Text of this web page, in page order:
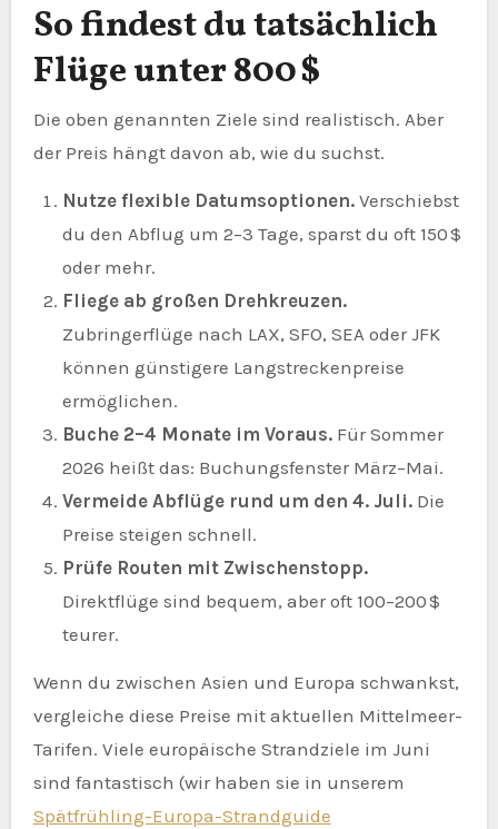
So findest du tatsächlich
Flüge unter 800 $
Die oben genannten Ziele sind realistisch. Aber
der Preis hängt davon ab, wie du suchst.
Nutze flexible Datumsoptionen.Verschiebst
du den Abflug um 2–3 Tage, sparst du oft 150 $
oder mehr.
Fliege ab großen Drehkreuzen.
Zubringerflüge nach LAX, SFO, SEA oder JFK
können günstigere Langstreckenpreise
ermöglichen.
Buche 2–4 Monate im Voraus.Für Sommer
2026 heißt das: Buchungsfenster März–Mai.
Vermeide Abflüge rund um den 4. Juli.Die
Preise steigen schnell.
Prüfe Routen mit Zwischenstopp.
Direktflüge sind bequem, aber oft 100–200 $
teurer.
Wenn du zwischen Asien und Europa schwankst,
vergleiche diese Preise mit aktuellen Mittelmeer-
Tarifen. Viele europäische Strandziele im Juni
sind fantastisch (wir haben sie in unserem
Spätfrühling-Europa-Strandguide